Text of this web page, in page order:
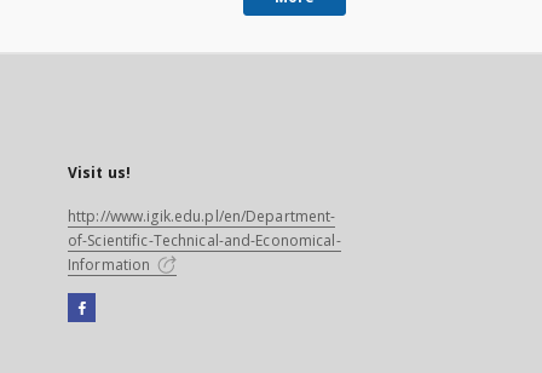
Visit us!
http://www.igik.edu.pl/en/Department-
of-Scientific-Technical-and-Economical-
Information
Facebook